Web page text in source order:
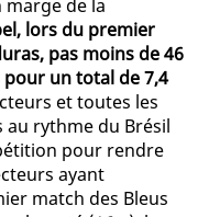
de la
lors du premier
pas moins de 46
un total de 7,4
et toutes les
rythme du Brésil
pour rendre
ayant
match des Bleus